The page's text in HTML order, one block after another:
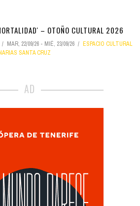
– OTOÑO CULTURAL 2026
MAR, 22/09/26 - MIÉ, 23/09/26
ESPACIO CULTURAL
SANTA CRUZ
AD